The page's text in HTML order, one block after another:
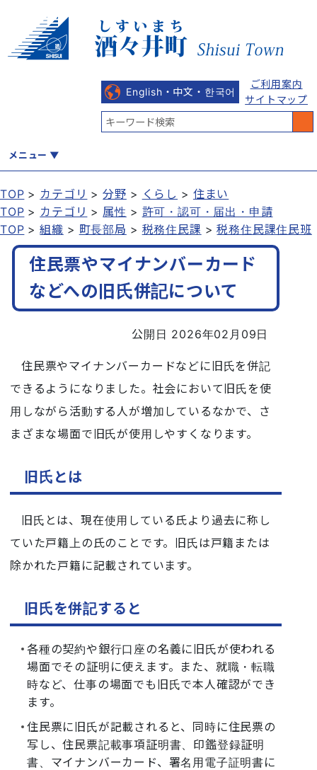
English・中文・한국어
ご利用案内
サイトマップ
メニュー
くらし 健康・福祉 教育・文化 観光・魅力 産業・しごと
行政 まちづくり
TOP カテゴリ 分野 くらし
住まい
TOP
カテゴリ 属性
許可・認可・届出・申請
TOP
組織 町長部局 税務住民課 税務住民課住民班
住民票やマイナンバーカード
などへの旧氏併記について
公開日 2026年02月09日
住民票やマイナンバーカードなどに旧氏を併記
できるようになりました。社会において旧氏を使
用しながら活動する人が増加しているなかで、さ
まざまな場面で旧氏が使用しやすくなります。
旧氏とは
旧氏とは、現在使用している氏より過去に称し
ていた戸籍上の氏のことです。旧氏は戸籍または
除かれた戸籍に記載されています。
旧氏を併記すると
各種の契約や銀行口座の名義に旧氏が使われる
場面でその証明に使えます。また、就職・転職
時など、仕事の場面でも旧氏で本人確認ができ
ます。
住民票に旧氏が記載されると、同時に住民票の
写し、住民票記載事項証明書、印鑑登録証明
書、マイナンバーカード、署名用電子証明書に